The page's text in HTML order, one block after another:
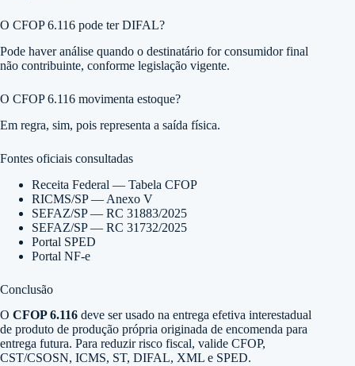
O CFOP 6.116 pode ter DIFAL?
Pode haver análise quando o destinatário for consumidor final
não contribuinte, conforme legislação vigente.
O CFOP 6.116 movimenta estoque?
Em regra, sim, pois representa a saída física.
Fontes oficiais consultadas
Receita Federal — Tabela CFOP
RICMS/SP — Anexo V
SEFAZ/SP — RC 31883/2025
SEFAZ/SP — RC 31732/2025
Portal SPED
Portal NF-e
Conclusão
O CFOP 6.116 deve ser usado na entrega efetiva interestadual
de produto de produção própria originada de encomenda para
entrega futura. Para reduzir risco fiscal, valide CFOP,
CST/CSOSN, ICMS, ST, DIFAL, XML e SPED.